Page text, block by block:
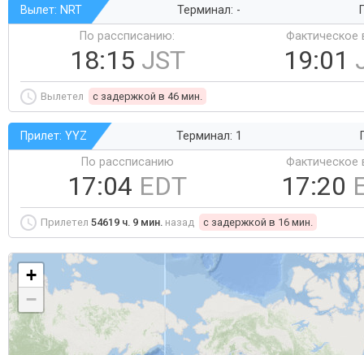
Вылет: NRT Терминал: -
По рассписанию:
18:15 JST
Фактическое
19:01
Вылетел c задержкой в 46 мин.
Прилет: YYZ Терминал: 1
По рассписанию
17:04 EDT
Фактическое
17:20
Прилетел 54619 ч. 9 мин. назад c задержкой в 16 мин.
+
−